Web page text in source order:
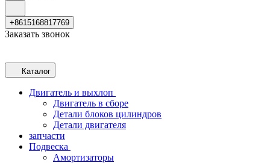
+8615168817769
Заказать звонок
Каталог
Двигатель и выхлоп
Двигатель в сборе
Детали блоков цилиндров
Детали двигателя
запчасти
Подвеска
Амортизаторы